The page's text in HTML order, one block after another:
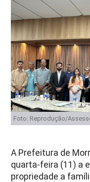
Foto: Reprodução/
A Prefeitura de
quarta-feira (11) a
propriedade a